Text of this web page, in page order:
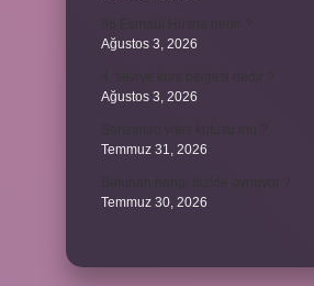
Ağustos 3, 2026
Ağustos 3, 2026
Temmuz 31, 2026
Temmuz 30, 2026